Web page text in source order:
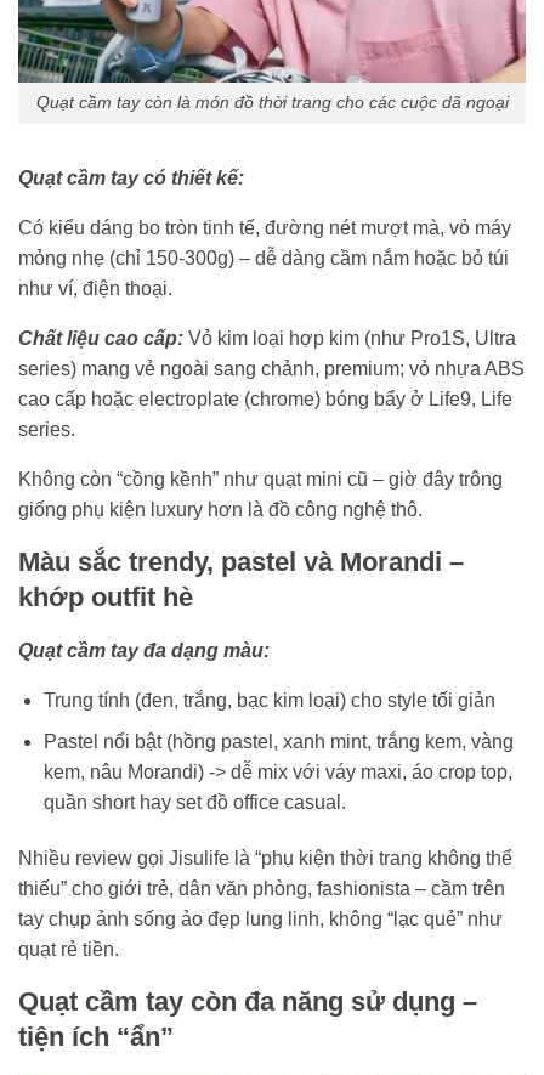
Quạt cầm tay còn là món đồ thời trang cho các cuộc dã ngoại
Quạt cầm tay có thiết kế:
Có kiểu dáng bo tròn tinh tế, đường nét mượt mà, vỏ máy
mỏng nhẹ (chỉ 150-300g) – dễ dàng cầm nắm hoặc bỏ túi
như ví, điện thoại.
Chất liệu cao cấp: Vỏ kim loại hợp kim (như Pro1S, Ultra
series) mang vẻ ngoài sang chảnh, premium; vỏ nhựa ABS
cao cấp hoặc electroplate (chrome) bóng bẩy ở Life9, Life
series.
Không còn “cồng kềnh” như quạt mini cũ – giờ đây trông
giống phụ kiện luxury hơn là đồ công nghệ thô.
Màu sắc trendy, pastel và Morandi –
khớp outfit hè
Quạt cầm tay đa dạng màu:
Trung tính (đen, trắng, bạc kim loại) cho style tối giản
Pastel nổi bật (hồng pastel, xanh mint, trắng kem, vàng
kem, nâu Morandi) -> dễ mix với váy maxi, áo crop top,
quần short hay set đồ office casual.
Nhiều review gọi Jisulife là “phụ kiện thời trang không thể
thiếu” cho giới trẻ, dân văn phòng, fashionista – cầm trên
tay chụp ảnh sống ảo đẹp lung linh, không “lạc quẻ” như
quạt rẻ tiền.
Quạt cầm tay còn đa năng sử dụng –
tiện ích “ẩn”